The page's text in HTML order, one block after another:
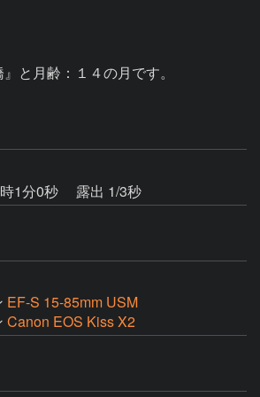
と月齢：１４の月です。
1分0秒
露出 1/3秒
EF-S 15-85mm USM
Canon EOS Kiss X2